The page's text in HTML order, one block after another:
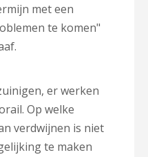
met een
te komen"
er werken
Op welke
verdwijnen is niet
te maken